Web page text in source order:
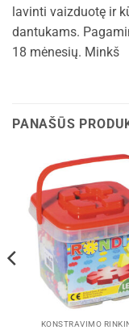
lavinti vaizduotę ir
dantukams.
18 mėnesių. Minkš
PANAŠŪS
KONSTRAVIMO